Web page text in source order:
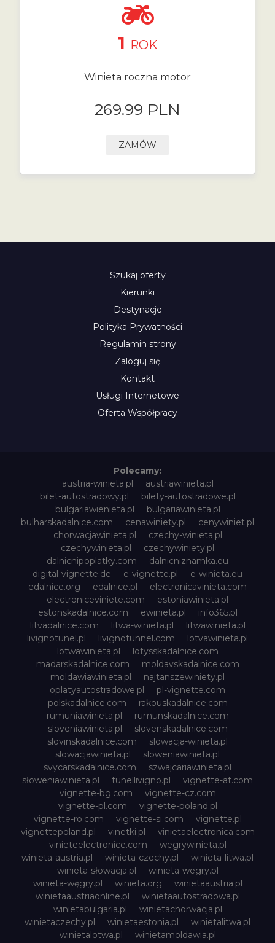
1 ROK
Winieta roczna motor
269.99 PLN
ZAMÓW
Szukaj oferty
Kierunki
Destynacje
Polityka Prywatności
Regulamin strony
Zaloguj się
Kontakt
Usługi Internetowe
Oferta Współpracy
Polecamy:
austria-winieta.pl
austriawinieta.pl
bilet-autostradowy.pl
bilety-autostradowe.pl
bulgariawienieta.pl
bulgariawinieta.pl
bulharskadalnice.com
cenawiniety.pl
cenywiniet.pl
chorwacjawinieta.pl
czechy-winieta.pl
czechywinieta.pl
czechywiniety.pl
dalnicnipoplatky.com
dalnicniznamka.eu
digital-vignette.de
e-vignette.pl
e-winieta.eu
edalnice.org
edalnice.pl
electronicavinieta.com
electroniceviniete.com
estoniawinieta.pl
estonskadalnice.com
ewinieta.pl
info365.pl
litvadalnice.com
litwa-winieta.pl
litwawinieta.pl
livignotunel.pl
livignotunnel.com
lotvawinieta.pl
lotwawinieta.pl
lotysskadalnice.com
madarskadalnice.com
moldavskadalnice.com
moldawiawinieta.pl
najtanszewiniety.pl
oplatyautostradowe.pl
pl-vignette.com
polskadalnice.com
rakouskadalnice.com
rumuniawinieta.pl
rumunskadalnice.com
sloveniawinieta.pl
slovenskadalnice.com
slovinskadalnice.com
slowacja-winieta.pl
slowacjawinieta.pl
sloweniawinieta.pl
svycarskadalnice.com
szwajcariawinieta.pl
słoweniawinieta.pl
tunellivigno.pl
vignette-at.com
vignette-bg.com
vignette-cz.com
vignette-pl.com
vignette-poland.pl
vignette-ro.com
vignette-si.com
vignette.pl
vignettepoland.pl
vinetki.pl
vinietaelectronica.com
vinieteelectronice.com
wegrywinieta.pl
winieta-austria.pl
winieta-czechy.pl
winieta-litwa.pl
winieta-słowacja.pl
winieta-wegry.pl
winieta-węgry.pl
winieta.org
winietaaustria.pl
winietaaustriaonline.pl
winietaautostradowa.pl
winietabulgaria.pl
winietachorwacja.pl
winietaczechy.pl
winietaestonia.pl
winietalitwa.pl
winietalotwa.pl
winietamoldawia.pl